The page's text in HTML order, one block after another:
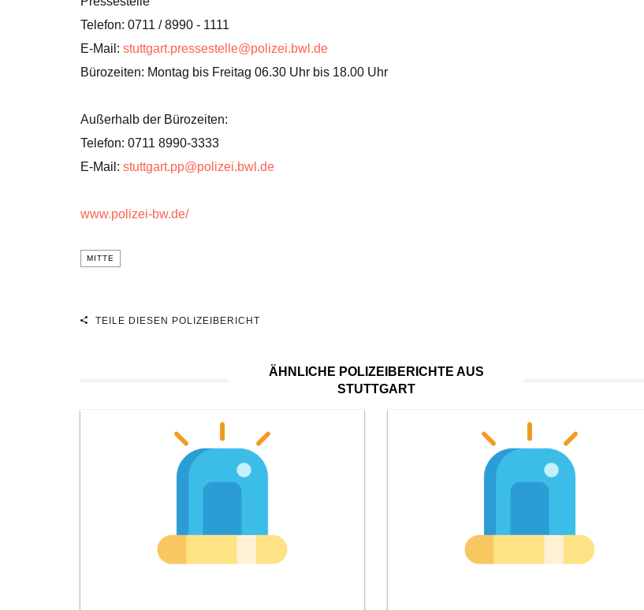
Telefon: 0711 / 8990 - 1111
E-Mail: stuttgart.pressestelle@polizei.bwl.de
Bürozeiten: Montag bis Freitag 06.30 Uhr bis 18.00 Uhr
Außerhalb der Bürozeiten:
Telefon: 0711 8990-3333
E-Mail: stuttgart.pp@polizei.bwl.de
www.polizei-bw.de/
MITTE
TEILE DIESEN POLIZEIBERICHT
ÄHNLICHE POLIZEIBERICHTE AUS
STUTTGART